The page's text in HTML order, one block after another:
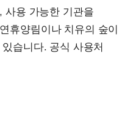
사용 가능한 기관을
휴양림이나 치유의 숲이
습니다. 공식 사용처